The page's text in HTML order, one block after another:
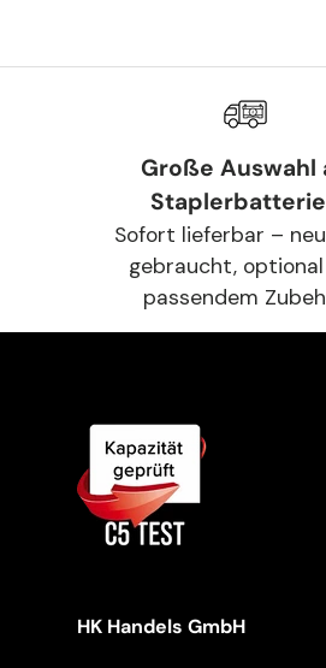
Große Auswahl
Sofort lieferbar –
gebraucht,
passendem
HK Handels GmbH